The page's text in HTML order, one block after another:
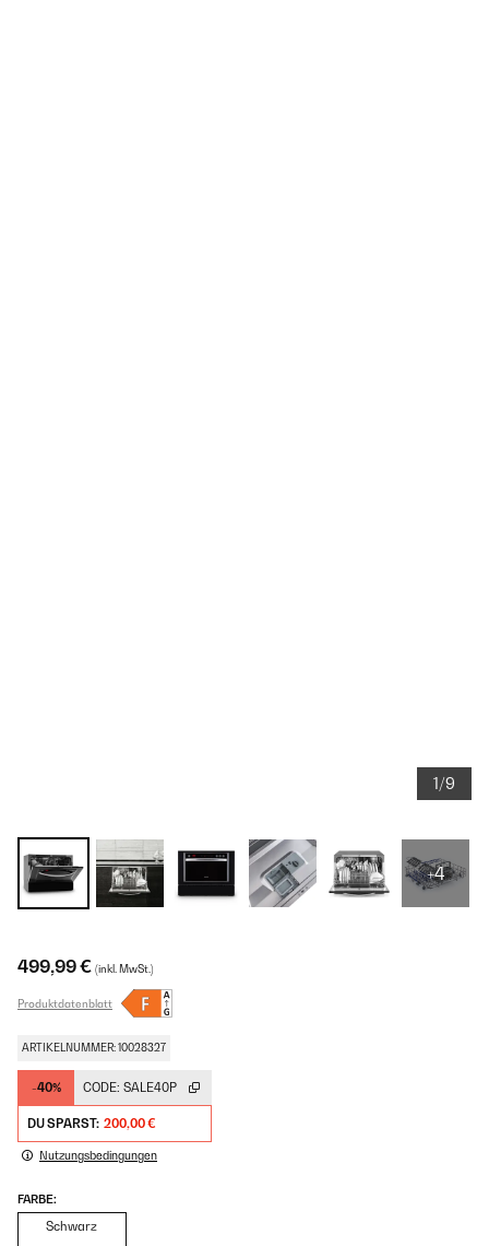
1/9
+4
499,99 € (inkl. MwSt.)
Produktdatenblatt
ARTIKELNUMMER: 10028327
-40% CODE: SALE40P
DU SPARST: 200,00 €
Nutzungsbedingungen
FARBE:
Schwarz